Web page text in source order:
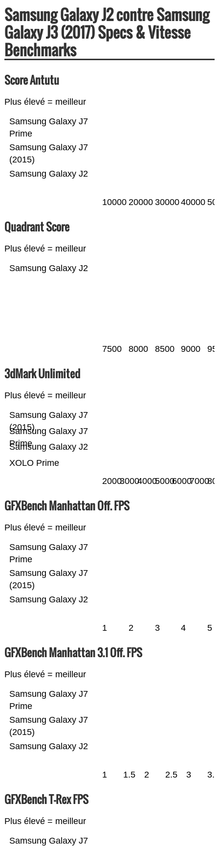
Samsung Galaxy J2 contre Samsung
Galaxy J3 (2017) Specs & Vitesse
Benchmarks
Score Antutu
Plus élevé = meilleur
Samsung Galaxy J2
Samsung Galaxy J7
(2015)
Samsung Galaxy J7
Prime
10000 20000 3000040000
Quadrant Score
Plus élevé = meilleur
Samsung Galaxy J2
7500 8000 8500 9000
3dMark Unlimited
Plus élevé = meilleur
XOLO Prime
Samsung Galaxy J2
Samsung Galaxy J7
Prime
Samsung Galaxy J7
(2015)
200030004000500060007000
GFXBench Manhattan Off. FPS
Plus élevé = meilleur
Samsung Galaxy J2
Samsung Galaxy J7
(2015)
Samsung Galaxy J7
Prime
1 2 3 4 5
GFXBench Manhattan 3.1 Off. FPS
Plus élevé = meilleur
Samsung Galaxy J2
Samsung Galaxy J7
(2015)
Samsung Galaxy J7
Prime
1 1.5 2 2.5 3 3.5
GFXBench T-Rex FPS
Plus élevé = meilleur
Samsung Galaxy J7